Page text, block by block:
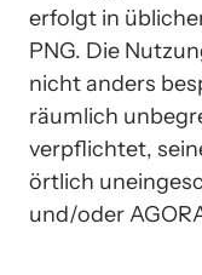
erfolgt in
PNG. Die
nicht anders
räumlich
verpflichtet,
örtlich
und/oder